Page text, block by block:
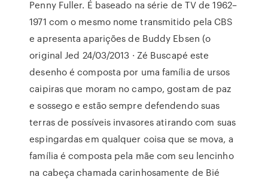
Penny Fuller. É baseado na série de TV de 1962–
1971 com o mesmo nome transmitido pela CBS
e apresenta aparições de Buddy Ebsen (o
original Jed 24/03/2013 · Zé Buscapé este
desenho é composta por uma família de ursos
caipiras que moram no campo, gostam de paz
e sossego e estão sempre defendendo suas
terras de possíveis invasores atirando com suas
espingardas em qualquer coisa que se mova, a
família é composta pela mãe com seu lencinho
na cabeça chamada carinhosamente de Bié